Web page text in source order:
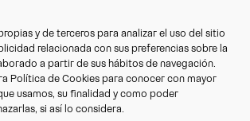
y de terceros para analizar el uso del sitio
relacionada con sus preferencias sobre la
a partir de sus hábitos de navegación.
Política de Cookies para conocer con mayor
usamos, su finalidad y como poder
si así lo considera.
– 15/09):
220
766